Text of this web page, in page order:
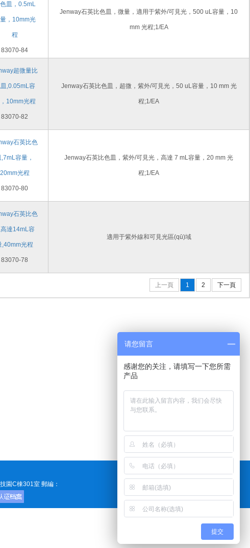
皿，0.5mL
，10mm光
程
83070-84
Jenway石英比色皿，微量，適用于紫外/可見光，500 uL容量，10
mm 光程;1/EA
超微量比
,0.05mL容
10mm光程
83070-82
Jenway石英比色皿，超微，紫外/可見光，50 uL容量，10 mm 光
程;1/EA
石英比色
,7mL容量，
20mm光程
83070-80
Jenway石英比色皿，紫外/可見光，高達 7 mL容量，20 mm 光
程;1/EA
石英比色
高達14mL容
,40mm光程
83070-78
適用于紫外線和可見光區(qū)域
上一頁 1 2 下一頁
園C棟301室 郵編：
请您留言
感谢您的关注，请填写一下您所需
产品
提交